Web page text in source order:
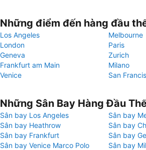
Những điểm đến hàng đầu
Los Angeles
Melbourne
London
Paris
Geneva
Zurich
Frankfurt am Main
Milano
Venice
San
Những Sân Bay Hàng Đầu
Sân bay Los Angeles
Sân bay
Sân bay Heathrow
Sân bay
Sân bay Frankfurt
Sân bay
Sân bay Venice Marco Polo
Sân bay